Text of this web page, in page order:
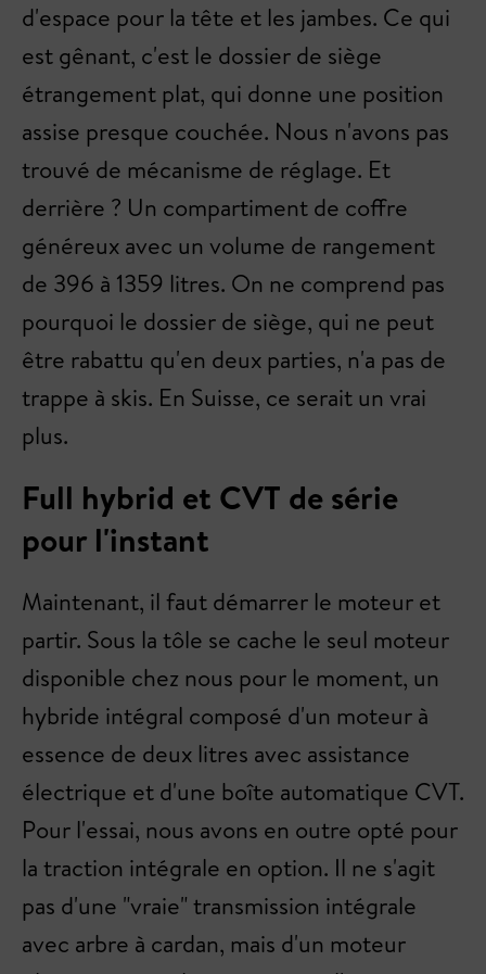
d'espace pour la tête et les jambes. Ce qui
est gênant, c'est le dossier de siège
étrangement plat, qui donne une position
assise presque couchée. Nous n'avons pas
trouvé de mécanisme de réglage. Et
derrière ? Un compartiment de coffre
généreux avec un volume de rangement
de 396 à 1359 litres. On ne comprend pas
pourquoi le dossier de siège, qui ne peut
être rabattu qu'en deux parties, n'a pas de
trappe à skis. En Suisse, ce serait un vrai
plus.
Full hybrid et CVT de série
pour l'instant
Maintenant, il faut démarrer le moteur et
partir. Sous la tôle se cache le seul moteur
disponible chez nous pour le moment, un
hybride intégral composé d'un moteur à
essence de deux litres avec assistance
électrique et d'une boîte automatique CVT.
Pour l'essai, nous avons en outre opté pour
la traction intégrale en option. Il ne s'agit
pas d'une "vraie" transmission intégrale
avec arbre à cardan, mais d'un moteur